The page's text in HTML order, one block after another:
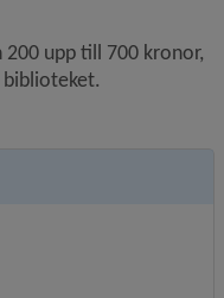
upp till 700 kronor,
öppnas i nytt